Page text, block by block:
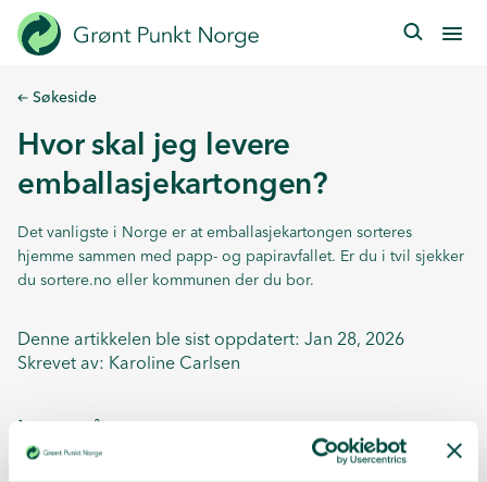
Hopp
til
Søkeside
Hvor skal jeg levere
emballasjekartongen?
Det vanligste i Norge er at emballasjekartongen sorteres
hjemme sammen med papp- og papiravfallet. Er du i tvil sjekker
du sortere.no eller kommunen der du bor.
Denne artikkelen ble sist oppdatert: Jan 28, 2026
Skrevet av: Karoline Carlsen
Les også